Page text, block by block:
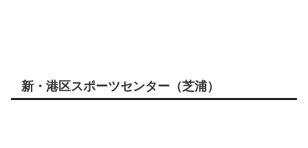
新・港区スポーツセンター（芝浦）